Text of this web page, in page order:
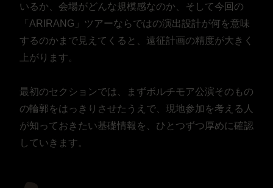
いるか、会場がどんな規模感なのか、そして今回の
「ARIRANG」ツアーならではの演出設計が何を意味
するのかまで見えてくると、遠征計画の精度が大きく
上がります。
最初のセクションでは、まずボルチモア公演そのもの
の輪郭をはっきりさせたうえで、現地参加を考える人
が知っておきたい基礎情報を、ひとつずつ厚めに確認
していきます。